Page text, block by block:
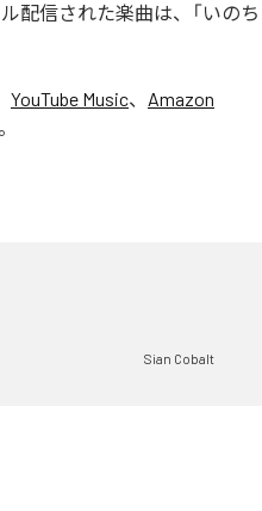
配信された楽曲は、「いのち
YouTube Music、 Amazon
Sian Cobalt